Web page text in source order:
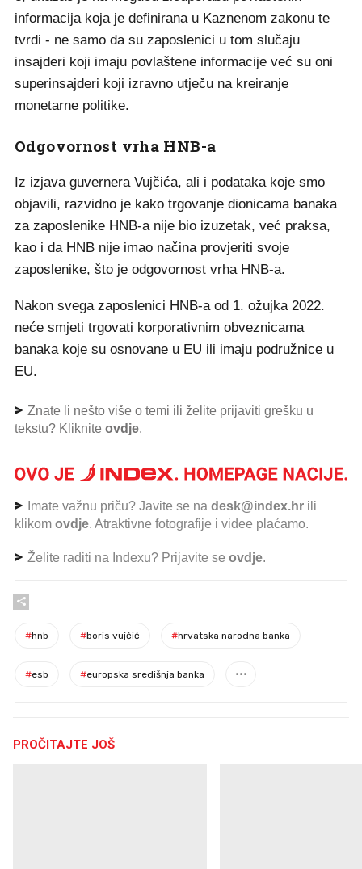
informacija koja je definirana u Kaznenom zakonu te
tvrdi - ne samo da su zaposlenici u tom slučaju
insajderi koji imaju povlaštene informacije već su oni
superinsajderi koji izravno utječu na kreiranje
monetarne politike.
Odgovornost vrha HNB-a
Iz izjava guvernera Vujčića, ali i podataka koje smo
objavili, razvidno je kako trgovanje dionicama banaka
za zaposlenike HNB-a nije bio izuzetak, već praksa,
kao i da HNB nije imao načina provjeriti svoje
zaposlenike, što je odgovornost vrha HNB-a.
Nakon svega zaposlenici HNB-a od 1. ožujka 2022.
neće smjeti trgovati korporativnim obveznicama
banaka koje su osnovane u EU ili imaju podružnice u
EU.
Znate li nešto više o temi ili želite prijaviti grešku u
tekstu? Kliknite ovdje.
Imate važnu priču? Javite se na desk@index.hr ili
klikom ovdje. Atraktivne fotografije i videe plaćamo.
Želite raditi na Indexu? Prijavite se ovdje.
#hnb #boris vujčić #hrvatska narodna banka
#esb #europska središnja banka
PROČITAJTE JOŠ